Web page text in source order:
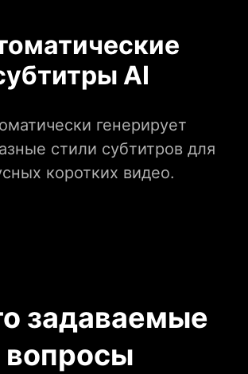
AI
генерирует
стили субтитров для
коротких видео.
задаваемые
вопросы